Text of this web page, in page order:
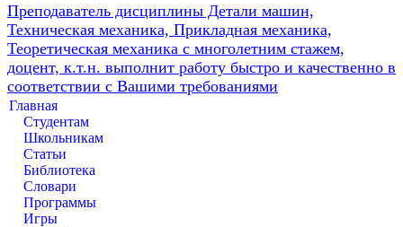
Преподаватель дисциплины Детали машин,
Техническая механика, Прикладная механика,
Теоретическая механика с многолетним стажем,
доцент, к.т.н. выполнит работу быстро и качественно в
соответствии с Вашими требованиями
Главная
Студентам
Школьникам
Статьи
Библиотека
Словари
Программы
Игры